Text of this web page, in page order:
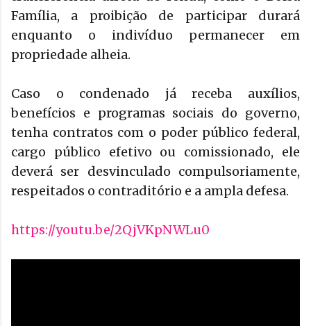
Família, a proibição de participar durará
enquanto o indivíduo permanecer em
propriedade alheia.
Caso o condenado já receba auxílios,
benefícios e programas sociais do governo,
tenha contratos com o poder público federal,
cargo público efetivo ou comissionado, ele
deverá ser desvinculado compulsoriamente,
respeitados o contraditório e a ampla defesa.
https://youtu.be/2QjVKpNWLu0